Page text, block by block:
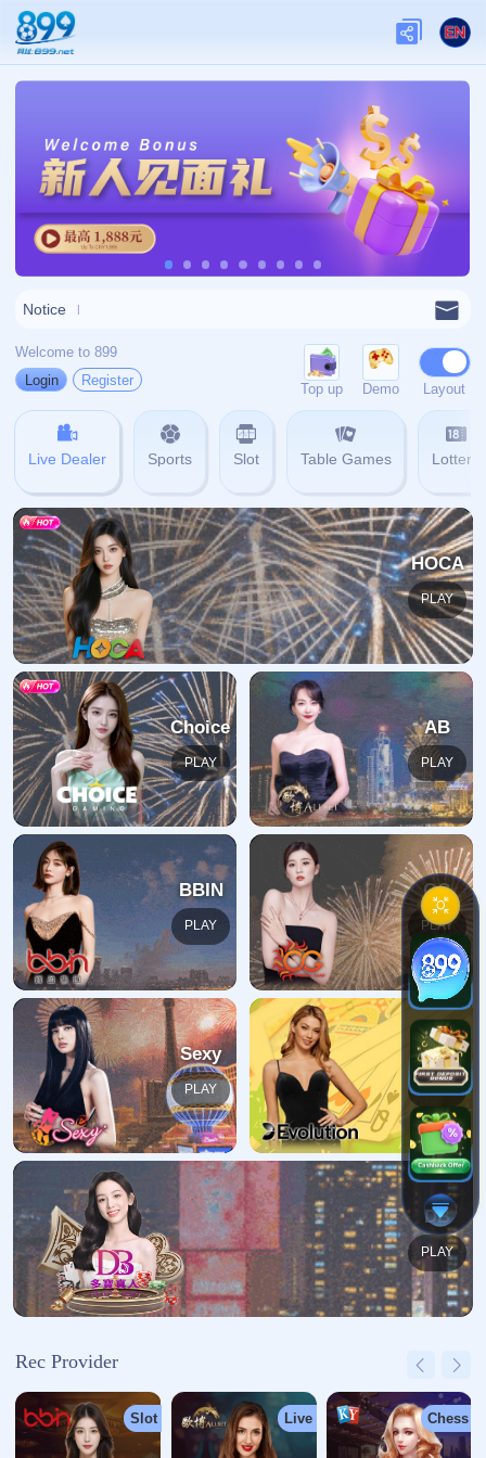
关于我们
关于九游娱乐
查看更多
网站首页 404
地址:
福建省漳州市芗城区石亭镇
哎呀！找不到页面
我们深感抱歉，您请求的页面缺失
返回首页